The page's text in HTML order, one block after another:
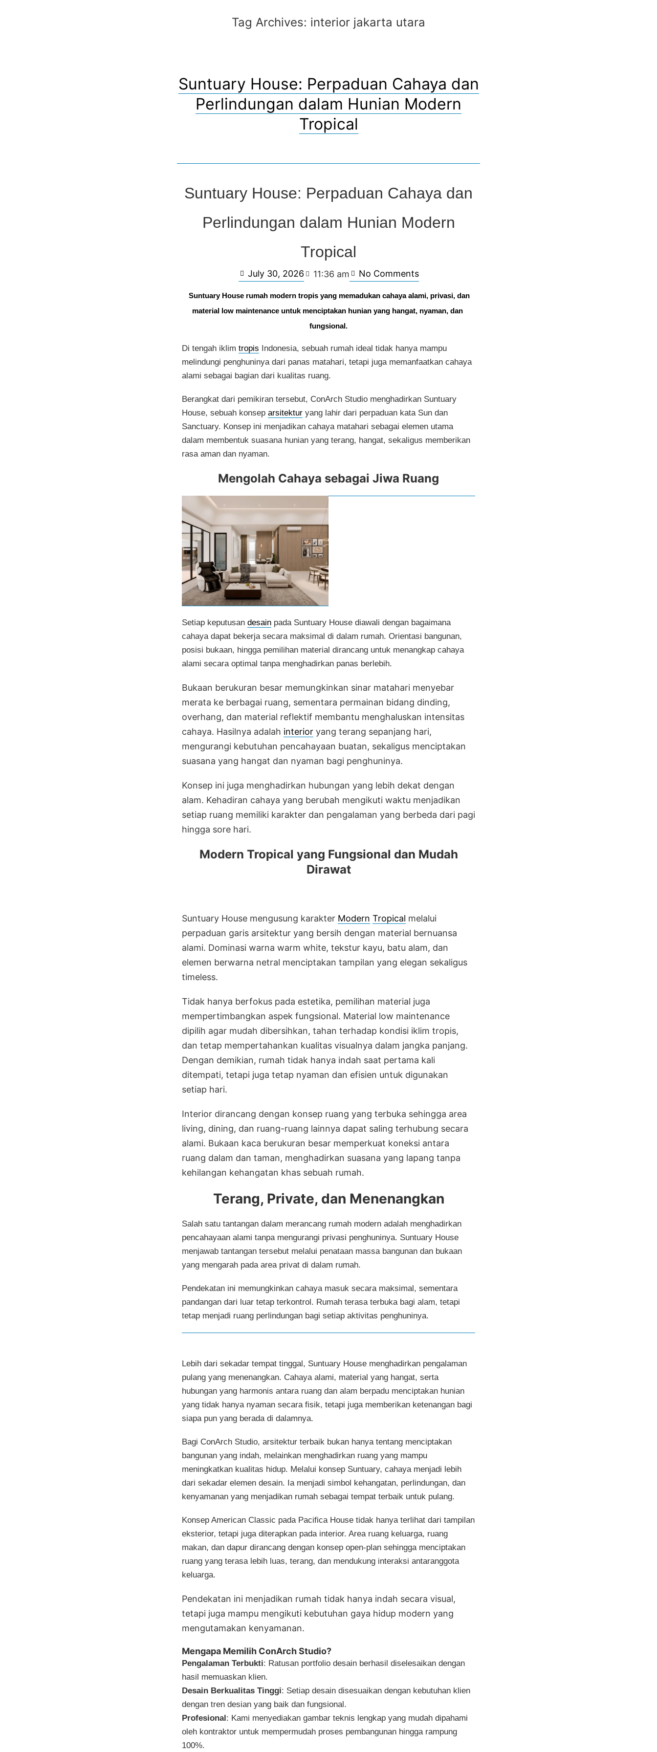
Tag Archives: interior jakarta utara
Suntuary House: Perpaduan Cahaya dan
Perlindungan dalam Hunian Modern
Tropical
Suntuary House: Perpaduan Cahaya dan
Perlindungan dalam Hunian Modern
Tropical
July 30, 2026 11:36 am No Comments
Suntuary House rumah modern tropis yang memadukan cahaya alami, privasi, dan
material low maintenance untuk menciptakan hunian yang hangat, nyaman, dan
fungsional.
Di tengah iklim tropis Indonesia, sebuah rumah ideal tidak hanya mampu
melindungi penghuninya dari panas matahari, tetapi juga memanfaatkan cahaya
alami sebagai bagian dari kualitas ruang.
Berangkat dari pemikiran tersebut, ConArch Studio menghadirkan Suntuary
House, sebuah konsep arsitektur yang lahir dari perpaduan kata Sun dan
Sanctuary. Konsep ini menjadikan cahaya matahari sebagai elemen utama
dalam membentuk suasana hunian yang terang, hangat, sekaligus memberikan
rasa aman dan nyaman.
Mengolah Cahaya sebagai Jiwa Ruang
Setiap keputusan desain pada Suntuary House diawali dengan bagaimana
cahaya dapat bekerja secara maksimal di dalam rumah. Orientasi bangunan,
posisi bukaan, hingga pemilihan material dirancang untuk menangkap cahaya
alami secara optimal tanpa menghadirkan panas berlebih.
Bukaan berukuran besar memungkinkan sinar matahari menyebar
merata ke berbagai ruang, sementara permainan bidang dinding,
overhang, dan material reflektif membantu menghaluskan intensitas
cahaya. Hasilnya adalah interior yang terang sepanjang hari,
mengurangi kebutuhan pencahayaan buatan, sekaligus menciptakan
suasana yang hangat dan nyaman bagi penghuninya.
Konsep ini juga menghadirkan hubungan yang lebih dekat dengan
alam. Kehadiran cahaya yang berubah mengikuti waktu menjadikan
setiap ruang memiliki karakter dan pengalaman yang berbeda dari pagi
hingga sore hari.
Modern Tropical yang Fungsional dan Mudah
Dirawat
Suntuary House mengusung karakter Modern Tropical melalui
perpaduan garis arsitektur yang bersih dengan material bernuansa
alami. Dominasi warna warm white, tekstur kayu, batu alam, dan
elemen berwarna netral menciptakan tampilan yang elegan sekaligus
timeless.
Tidak hanya berfokus pada estetika, pemilihan material juga
mempertimbangkan aspek fungsional. Material low maintenance
dipilih agar mudah dibersihkan, tahan terhadap kondisi iklim tropis,
dan tetap mempertahankan kualitas visualnya dalam jangka panjang.
Dengan demikian, rumah tidak hanya indah saat pertama kali
ditempati, tetapi juga tetap nyaman dan efisien untuk digunakan
setiap hari.
Interior dirancang dengan konsep ruang yang terbuka sehingga area
living, dining, dan ruang-ruang lainnya dapat saling terhubung secara
alami. Bukaan kaca berukuran besar memperkuat koneksi antara
ruang dalam dan taman, menghadirkan suasana yang lapang tanpa
kehilangan kehangatan khas sebuah rumah.
Terang, Private, dan Menenangkan
Salah satu tantangan dalam merancang rumah modern adalah menghadirkan
pencahayaan alami tanpa mengurangi privasi penghuninya. Suntuary House
menjawab tantangan tersebut melalui penataan massa bangunan dan bukaan
yang mengarah pada area privat di dalam rumah.
Pendekatan ini memungkinkan cahaya masuk secara maksimal, sementara
pandangan dari luar tetap terkontrol. Rumah terasa terbuka bagi alam, tetapi
tetap menjadi ruang perlindungan bagi setiap aktivitas penghuninya.
Lebih dari sekadar tempat tinggal, Suntuary House menghadirkan pengalaman
pulang yang menenangkan. Cahaya alami, material yang hangat, serta
hubungan yang harmonis antara ruang dan alam berpadu menciptakan hunian
yang tidak hanya nyaman secara fisik, tetapi juga memberikan ketenangan bagi
siapa pun yang berada di dalamnya.
Bagi ConArch Studio, arsitektur terbaik bukan hanya tentang menciptakan
bangunan yang indah, melainkan menghadirkan ruang yang mampu
meningkatkan kualitas hidup. Melalui konsep Suntuary, cahaya menjadi lebih
dari sekadar elemen desain. Ia menjadi simbol kehangatan, perlindungan, dan
kenyamanan yang menjadikan rumah sebagai tempat terbaik untuk pulang.
Konsep American Classic pada Pacifica House tidak hanya terlihat dari tampilan
eksterior, tetapi juga diterapkan pada interior. Area ruang keluarga, ruang
makan, dan dapur dirancang dengan konsep open-plan sehingga menciptakan
ruang yang terasa lebih luas, terang, dan mendukung interaksi antaranggota
keluarga.
Pendekatan ini menjadikan rumah tidak hanya indah secara visual,
tetapi juga mampu mengikuti kebutuhan gaya hidup modern yang
mengutamakan kenyamanan.
Mengapa Memilih ConArch Studio?
Pengalaman Terbukti: Ratusan portfolio desain berhasil diselesaikan dengan
hasil memuaskan klien.
Desain Berkualitas Tinggi: Setiap desain disesuaikan dengan kebutuhan klien
dengan tren desian yang baik dan fungsional.
Profesional: Kami menyediakan gambar teknis lengkap yang mudah dipahami
oleh kontraktor untuk mempermudah proses pembangunan hingga rampung
100%.